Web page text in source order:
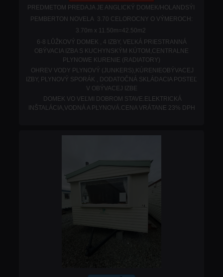
PREDMETOM PREDAJA JE ANGLICKÝ DOMEK/HOLANDSÝI
PEMBERTON NOVELA 3.70 CELOROCNY O VÝMEROCH:
3.70m x 11.50m=42.50m2
6-8 LŮŽKOVÝ DOMEK , 4 IZBY, VEĽKÁ PRIESTRANNÁ
OBÝVACIA IZBA S KUCHYNSKÝM KÚTOM,CENTRALNE
PLYNOWE KURENIE (RADIATORY)
OHREV VODY PLYNOVÝ (JUNKERS),KÚRENIEOBÝVACEJ
IZBY, PLYNOVÝ SPORÁK , DODATOČNÁ SKLÁDACIA POSTEĽ
V OBÝVACEJ IZBE
DOMEK VO VEĽMI DOBROM STAVE.ELEKTRICKÁ
INŠTALÁCIA,VODNÁ A PLYNOVÁ. CENA VRÁTANE 23% DPH